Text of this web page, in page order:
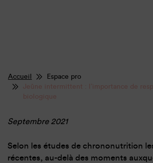
Accueil
Espace pro
Jeûne intermittent : l’importance de
biologique
Septembre 2021
Selon les études de chrononutrition
récentes, au-delà des moments